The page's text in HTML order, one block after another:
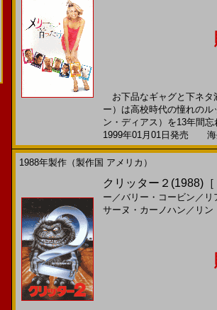
お下品なギャグと下ネタ
ー）は高校時代の憧れの
ン・ディアス）を13年間
1999年01月01日発売 海
1988年製作（製作国 アメリカ）
クリッター２(1988)
ー ／バリー・コービン ／
サーヌ・カーノハン ／ リン